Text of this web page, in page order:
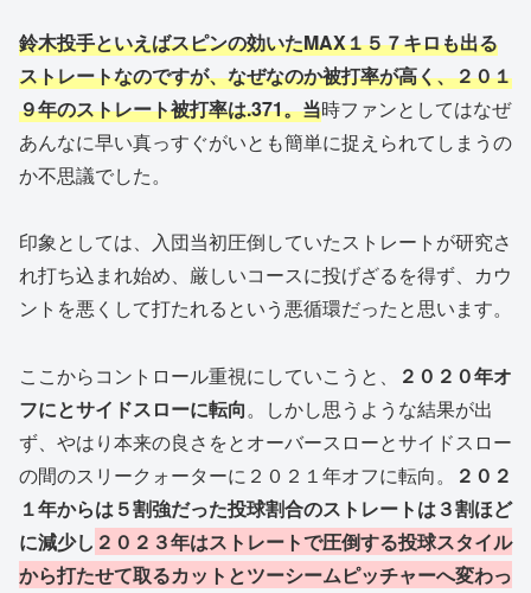
鈴木投手といえばスピンの効いたMAX１５７キロも出る
ストレートなのですが、なぜなのか被打率が高く、２０１
９年のストレート被打率は.371。当時ファンとしてはなぜ
あんなに早い真っすぐがいとも簡単に捉えられてしまうの
か不思議でした。
印象としては、入団当初圧倒していたストレートが研究さ
れ打ち込まれ始め、厳しいコースに投げざるを得ず、カウ
ントを悪くして打たれるという悪循環だったと思います。
ここからコントロール重視にしていこうと、
２０２０年オ
フにとサイドスローに転向。しかし思うような結果が出
ず、やはり本来の良さをとオーバースローとサイドスロー
の間のスリークォーターに２０２１年オフに転向。
２０２
１年からは５割強だった投球割合のストレートは３割ほど
に減少し ２０２３年はストレートで圧倒する投球スタイル
から打たせて取るカットとツーシームピッチャーへ変わっ